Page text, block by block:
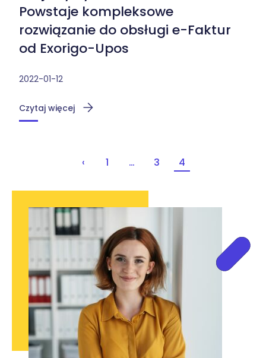
Powstaje kompleksowe
rozwiązanie do obsługi e-Faktur
od Exorigo-Upos
2022-01-12
Czytaj więcej
‹ 1 … 3 4